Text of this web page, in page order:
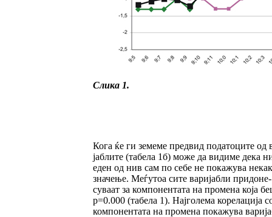
Слика 1.
Кога ќе ги земеме предвид податоците од
јаб­лите (табела 1б) може да видиме дека
еден од нив сам по себе не покажува
значење. Меѓутоа сите варијабли придо­не­
суваат за компонентата на промена која
p=0.000 (табела 1). Најголема корелација
ком­понентата на промена покажува